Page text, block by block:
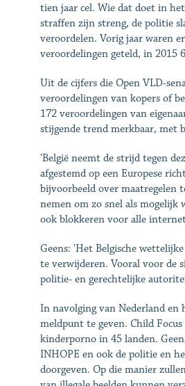
tien jaar cel. Wie dat doet in
straffen zijn streng, de politie
veroordelen. Vorig jaar waren
veroordelingen geteld, in 2015
Uit de cijfers die Open VLD-
veroordelingen van kopers of
172 veroordelingen van
stijgende trend merkbaar, met
'België neemt de strijd tegen
afgestemd op een Europese
bijvoorbeeld over maatregelen
nemen om zo snel als mogelijk
ook blokkeren voor alle
Geens: 'Het Belgische
te verwijderen. Vooral voor de
politie- en gerechtelijke
In navolging van Nederland en
meldpunt te geven. Child
kinderporno in 45 landen.
INHOPE en ook de politie en
doorgeven. Op die manier